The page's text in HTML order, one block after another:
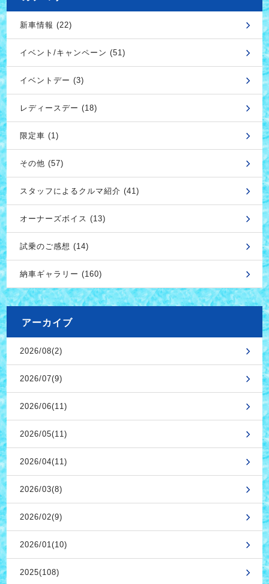
新車情報 (22)
イベント/キャンペーン (51)
イベントデー (3)
レディースデー (18)
限定車 (1)
その他 (57)
スタッフによるクルマ紹介 (41)
オーナーズボイス (13)
試乗のご感想 (14)
納車ギャラリー (160)
アーカイブ
2026/08(2)
2026/07(9)
2026/06(11)
2026/05(11)
2026/04(11)
2026/03(8)
2026/02(9)
2026/01(10)
2025(108)